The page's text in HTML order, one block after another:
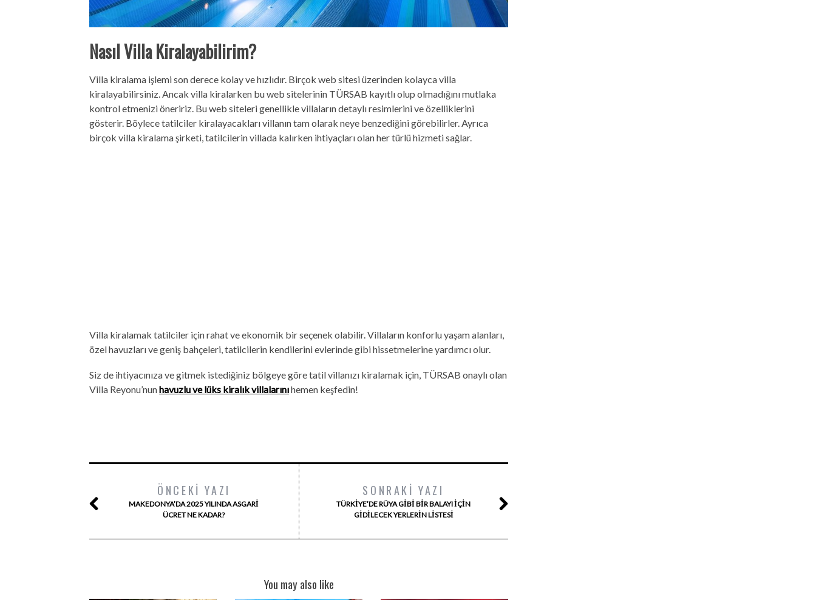
Nasıl Villa Kiralayabilirim?
Villa kiralama işlemi son derece kolay ve hızlıdır. Birçok web sitesi üzerinden kolayca villa
kiralayabilirsiniz. Ancak villa kiralarken bu web sitelerinin TÜRSAB kayıtlı olup olmadığını mutlaka
kontrol etmenizi öneririz. Bu web siteleri genellikle villaların detaylı resimlerini ve özelliklerini
gösterir. Böylece tatilciler kiralayacakları villanın tam olarak neye benzediğini görebilirler. Ayrıca
birçok villa kiralama şirketi, tatilcilerin villada kalırken ihtiyaçları olan her türlü hizmeti sağlar.
Villa kiralamak tatilciler için rahat ve ekonomik bir seçenek olabilir. Villaların konforlu yaşam alanları,
özel havuzları ve geniş bahçeleri, tatilcilerin kendilerini evlerinde gibi hissetmelerine yardımcı olur.
Siz de ihtiyacınıza ve gitmek istediğiniz bölgeye göre tatil villanızı kiralamak için, TÜRSAB onaylı olan
Villa Reyonu’nunhavuzlu ve lüks kiralık villalarınıhemen keşfedin!
ÖNCEKI YAZI
MAKEDONYA’DA 2025 YILINDA ASGARI
ÜCRET NE KADAR?
SONRAKI YAZI
TÜRKIYE’DE RÜYA GIBI BIR BALAYI IÇIN
GIDILECEK YERLERIN LISTESI
You may also like